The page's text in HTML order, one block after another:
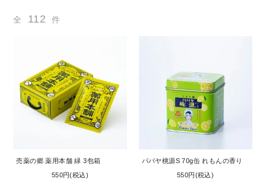
スキンケア
ショップガイド よくあるご質問
ギフト対応について メルマガ登録
お問い合わせ
全 112 件
売薬の郷 薬用本舗 緑 3包箱
550円(税込)
パパヤ桃源S 70g缶 れもんの香り
550円(税込)